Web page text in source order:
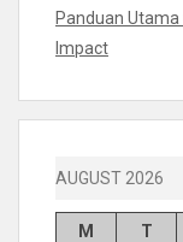
Panduan
Impact
AUGUST 2026
M T